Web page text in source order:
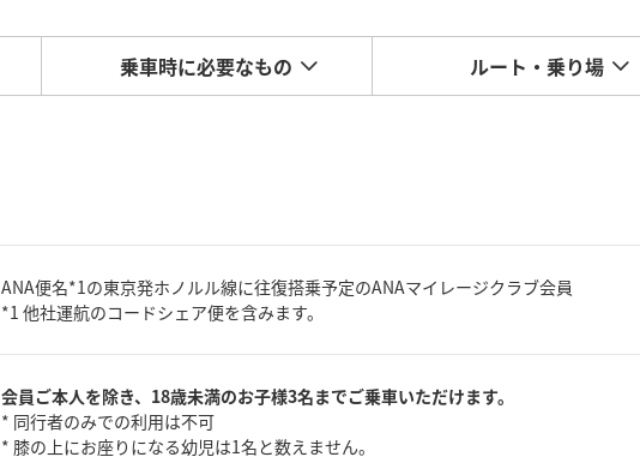
乗車時に必要なもの ルート・乗り場
ANA便名*1の東京発ホノルル線に往復搭乗予定のANAマイレージクラブ会員
*1 他社運航のコードシェア便を含みます。
会員ご本人を除き、18歳未満のお子様3名までご乗車いただけます。
* 同行者のみでの利用は不可
* 膝の上にお座りになる幼児は1名と数えません。